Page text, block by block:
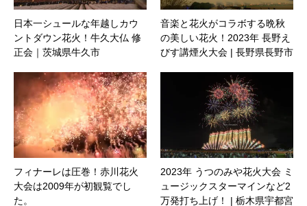
日本一シュールな年越しカウ
ントダウン花火！牛久大仏 修
正会｜茨城県牛久市
音楽と花火がコラボする晩秋
の美しい花火！2023年 長野え
びす講煙火大会 | 長野県長野市
フィナーレは圧巻！赤川花火
大会は2009年が初観覧でし
た。
2023年 うつのみや花火大会 ミ
ュージックスターマインなど2
万発打ち上げ！ | 栃木県宇都宮